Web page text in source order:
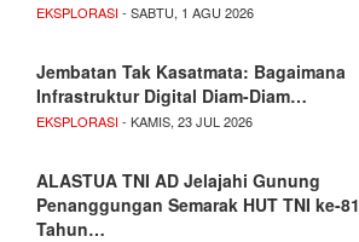
EKSPLORASI- SABTU, 1 AGU 2026
Jembatan Tak Kasatmata: Bagaimana
Infrastruktur Digital Diam-Diam…
EKSPLORASI- KAMIS, 23 JUL 2026
ALASTUA TNI AD Jelajahi Gunung
Penanggungan Semarak HUT TNI ke-81
Tahun…